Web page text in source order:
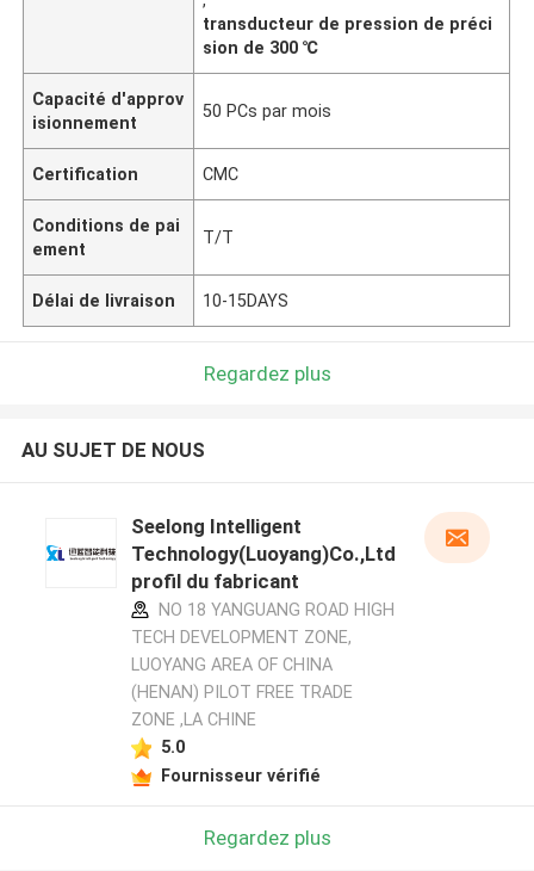
transducteur de pression de préci
sion de 300 ℃
Capacité d'approv
isionnement
50 PCs par mois
Certification CMC
Conditions de pai
ement
T/T
Délai de livraison 10-15DAYS
Regardez plus
AU SUJET DE NOUS
Seelong Intelligent
Technology(Luoyang)Co.,Ltd
profil du fabricant
NO 18 YANGUANG ROAD HIGH
TECH DEVELOPMENT ZONE,
LUOYANG AREA OF CHINA
(HENAN) PILOT FREE TRADE
ZONE ,LA CHINE
5.0
Fournisseur vérifié
Regardez plus